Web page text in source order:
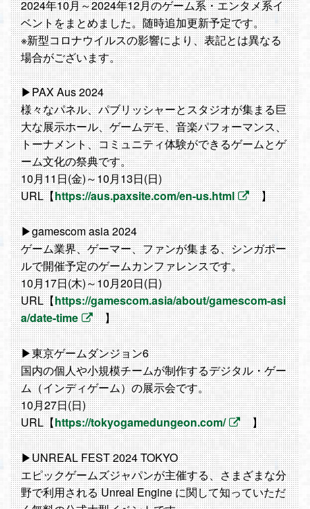
2024年10月～2024年12月のゲーム系・エンタメ系イ
ベントをまとめました。随時追加更新予定です。
※新型コロナウイルスの影響により、表記とは異なる
場合がございます。
▶PAX Aus 2024
様々なパネル、パブリッシャーとスタジオが集まる巨
大な展示ホール、ゲームデモ、音楽パフォーマンス、
トーナメント、コミュニティ体験ができるゲームとゲ
ーム文化の祭典です。
10月11日(金)～10月13日(日)
URL【https://aus.paxsite.com/en-us.html 】
▶gamescom asia 2024
ゲーム業界、ゲーマー、ファンが集まる、シンガポー
ルで開催予定のゲームカンファレンスです。
10月17日(木)～10月20日(日)
URL【https://gamescom.asia/about/gamescom-asi
a/date-time
】
▶東京ゲームダンジョン6
国内の個人や小規模チームが制作するデジタル・ゲー
ム（インディゲーム）の展示会です。
10月27日(日)
URL【https://tokyogamedungeon.com/ 】
▶UNREAL FEST 2024 TOKYO
エピックゲームズジャパンが主催する、さまざまな分
野で利用される Unreal Engine に関して知っていただ